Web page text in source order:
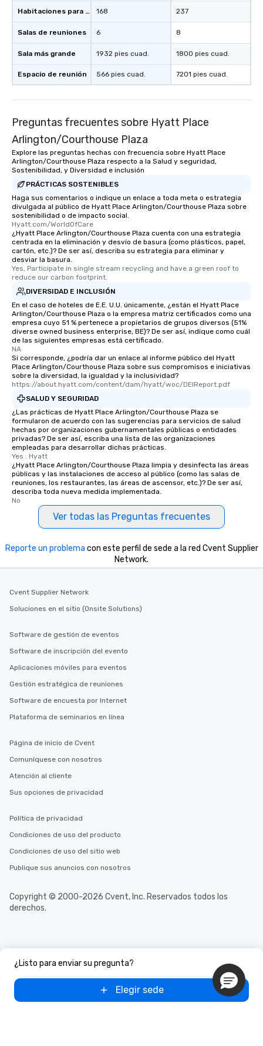
Habitaciones para huéspedes
Salas de reuniones
Sala más grande
Espacio de reunión
168
6
1932 pies cuad.
566 pies cuad.
237
8
1800 pies cuad.
7201 pies cuad.
Preguntas frecuentes sobre Hyatt Place
Arlington/Courthouse Plaza
Explore las preguntas hechas con frecuencia sobre Hyatt Place
Arlington/Courthouse Plaza respecto a la Salud y seguridad,
Sostenibilidad, y Diversidad e inclusión
PRÁCTICAS SOSTENIBLES
Haga sus comentarios o indique un enlace a toda meta o estrategia
divulgada al público de Hyatt Place Arlington/Courthouse Plaza sobre
sostenibilidad o de impacto social.
Hyatt.com/WorldOfCare
¿Hyatt Place Arlington/Courthouse Plaza cuenta con una estrategia
centrada en la eliminación y desvío de basura (como plásticos, papel,
cartón, etc.)? De ser así, describa su estrategia para eliminar y
desviar la basura.
Yes, Participate in single stream recycling and have a green roof to
reduce our carbon footprint.
DIVERSIDAD E INCLUSIÓN
En el caso de hoteles de E.E. U.U. únicamente, ¿están el Hyatt Place
Arlington/Courthouse Plaza o la empresa matriz certificados como una
empresa cuyo 51 % pertenece a propietarios de grupos diversos (51%
diverse owned business enterprise, BE)? De ser así, indique como cuál
de las siguientes empresas está certificado.
NA
Si corresponde, ¿podría dar un enlace al informe público del Hyatt
Place Arlington/Courthouse Plaza sobre sus compromisos e iniciativas
sobre la diversidad, la igualdad y la inclusividad?
https://about.hyatt.com/content/dam/hyatt/woc/DEIReport.pdf
SALUD Y SEGURIDAD
¿Las prácticas de Hyatt Place Arlington/Courthouse Plaza se
formularon de acuerdo con las sugerencias para servicios de salud
hechas por organizaciones gubernamentales públicas o entidades
privadas? De ser así, escriba una lista de las organizaciones
empleadas para desarrollar dichas prácticas.
Yes : Hyatt
¿Hyatt Place Arlington/Courthouse Plaza limpia y desinfecta las áreas
públicas y las instalaciones de acceso al público (como las salas de
reuniones, los restaurantes, las áreas de ascensor, etc.)? De ser así,
describa toda nueva medida implementada.
No
Ver todas las Preguntas frecuentes
¿Listo para enviar su pregunta?
Elegir sede
Reporte un problema con este perfil de sede a la red Cvent Supplier
Network.
Cvent Supplier Network
Soluciones en el sitio (Onsite Solutions)
Software de gestión de eventos
Software de inscripción del evento
Aplicaciones móviles para eventos
Gestión estratégica de reuniones
Software de encuesta por Internet
Plataforma de seminarios en línea
Página de inicio de Cvent
Comuníquese con nosotros
Atención al cliente
Sus opciones de privacidad
Política de privacidad
Condiciones de uso del producto
Condiciones de uso del sitio web
Publique sus anuncios con nosotros
Copyright © 2000-2026 Cvent, Inc. Reservados todos los
derechos.